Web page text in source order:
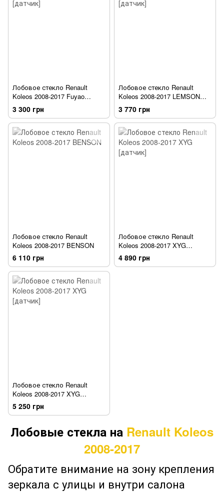
Лобовое стекло Renault
Koleos 2008-2017 Fuyao
[датчик]
3 300 грн
Лобовое стекло Renault
Koleos 2008-2017 LEMSON
[датчик]
3 770 грн
Лобовое стекло Renault
Koleos 2008-2017 BENSON
6 110 грн
Лобовое стекло Renault
Koleos 2008-2017 XYG
[датчик]
4 890 грн
Лобовое стекло Renault
Koleos 2008-2017 XYG
[датчик]
5 250 грн
Лобовые стекла на Renault Koleos
2008-2017
Обратите внимание на зону крепления
зеркала с улицы и внутри салона